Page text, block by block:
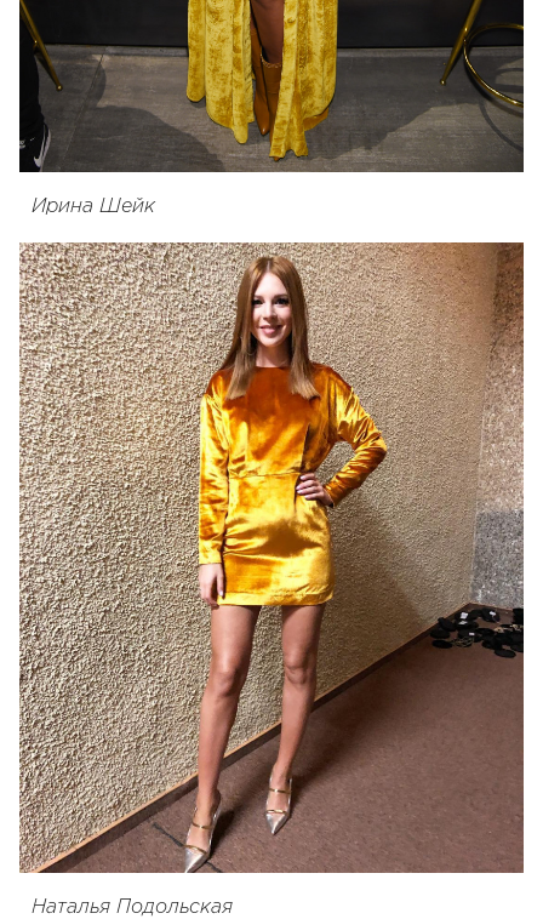
Ирина Шейк
Наталья Подольская